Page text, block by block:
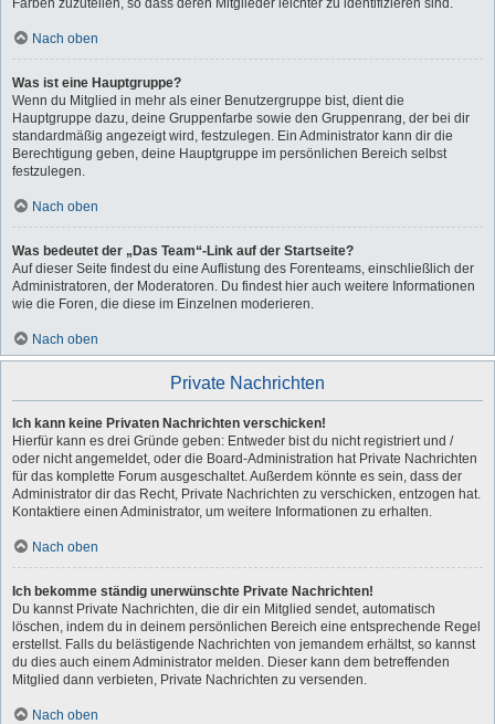
Farben zuzuteilen, so dass deren Mitglieder leichter zu identifizieren sind.
Nach oben
Was ist eine Hauptgruppe?
Wenn du Mitglied in mehr als einer Benutzergruppe bist, dient die
Hauptgruppe dazu, deine Gruppenfarbe sowie den Gruppenrang, der bei dir
standardmäßig angezeigt wird, festzulegen. Ein Administrator kann dir die
Berechtigung geben, deine Hauptgruppe im persönlichen Bereich selbst
festzulegen.
Nach oben
Was bedeutet der „Das Team“-Link auf der Startseite?
Auf dieser Seite findest du eine Auflistung des Forenteams, einschließlich der
Administratoren, der Moderatoren. Du findest hier auch weitere Informationen
wie die Foren, die diese im Einzelnen moderieren.
Nach oben
Private Nachrichten
Ich kann keine Privaten Nachrichten verschicken!
Hierfür kann es drei Gründe geben: Entweder bist du nicht registriert und /
oder nicht angemeldet, oder die Board-Administration hat Private Nachrichten
für das komplette Forum ausgeschaltet. Außerdem könnte es sein, dass der
Administrator dir das Recht, Private Nachrichten zu verschicken, entzogen hat.
Kontaktiere einen Administrator, um weitere Informationen zu erhalten.
Nach oben
Ich bekomme ständig unerwünschte Private Nachrichten!
Du kannst Private Nachrichten, die dir ein Mitglied sendet, automatisch
löschen, indem du in deinem persönlichen Bereich eine entsprechende Regel
erstellst. Falls du belästigende Nachrichten von jemandem erhältst, so kannst
du dies auch einem Administrator melden. Dieser kann dem betreffenden
Mitglied dann verbieten, Private Nachrichten zu versenden.
Nach oben